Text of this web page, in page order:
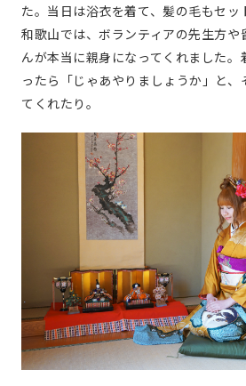
た。当日は浴衣を着て、髪の毛もセッ
和歌山では、ボランティアの先生方や
んが本当に親身になってくれました
ったら「じゃあやりましょうか」と、
てくれたり。